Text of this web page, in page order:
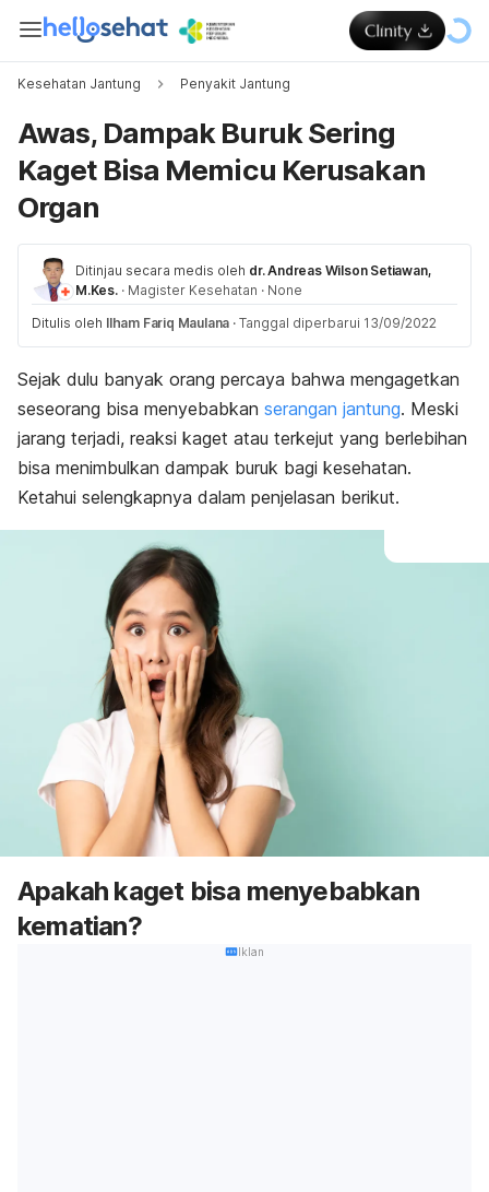
Kesehatan Jantung Penyakit Jantung
Awas, Dampak Buruk Sering
Kaget Bisa Memicu Kerusakan
Organ
Ditinjau secara medis oleh dr. Andreas Wilson Setiawan,
M.Kes. · Magister Kesehatan · None
Ditulis oleh Ilham Fariq Maulana · Tanggal diperbarui 13/09/2022
Sejak dulu banyak orang percaya bahwa mengagetkan
seseorang bisa menyebabkan serangan jantung. Meski
jarang terjadi, reaksi kaget atau terkejut yang berlebihan
bisa menimbulkan dampak buruk bagi kesehatan.
Ketahui selengkapnya dalam penjelasan berikut.
Apakah kaget bisa menyebabkan
kematian?
Iklan